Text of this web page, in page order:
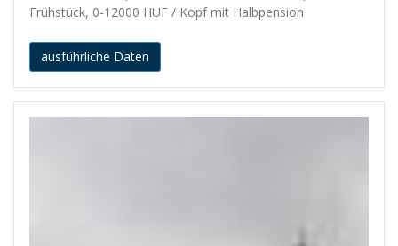
Frühstück, 0-12000 HUF / Kopf mit Halbpension
ausführliche Daten